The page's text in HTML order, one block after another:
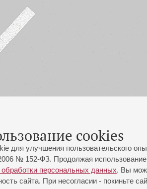
cookies
для улучшения пользовательского
№ 152-ФЗ. Продолжая
персональных данных. Вы
сайта. При несогласии - покиньте
Михайловская ул., 2
Часы работы кассы